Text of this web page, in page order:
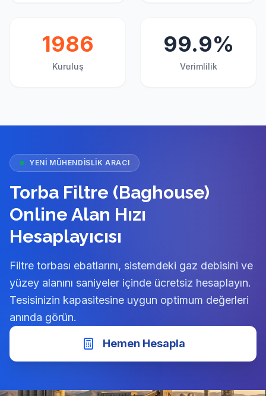
1986 99.9%
YENI MÜHENDISLIK ARACI
Torba Filtre (Baghouse)
Online Alan Hızı
Hesaplayıcısı
Filtre torbası ebatlarını, sistemdeki gaz debisini ve
yüzey alanını saniyeler içinde ücretsiz hesaplayın.
Tesisinizin kapasitesine uygun optimum değerleri
Çimento & Yapı Malzemeleri